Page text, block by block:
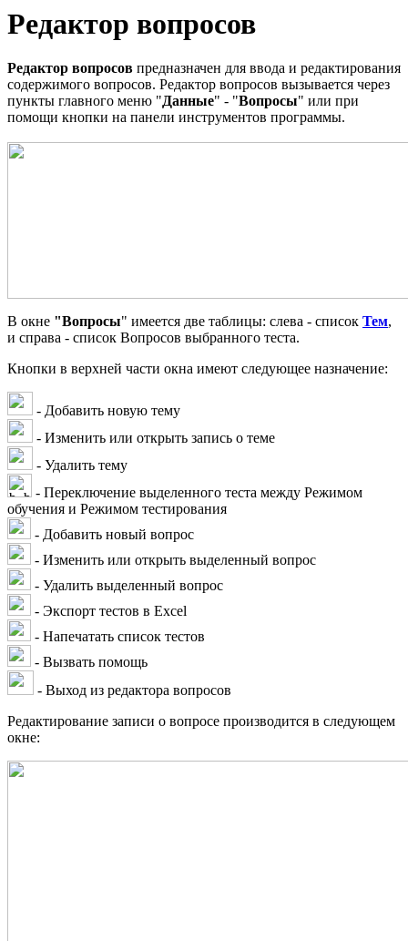
Редактор вопросов
Редактор вопросов предназначен для ввода и редактирования
содержимого вопросов. Редактор вопросов вызывается через
пункты главного меню "Данные" - "Вопросы" или при
помощи кнопки на панели инструментов программы.
В окне "Вопросы" имеется две таблицы: слева - список Тем,
и справа - список Вопросов выбранного теста.
Кнопки в верхней части окна имеют следующее назначение:
- Добавить новую тему
- Изменить или открыть запись о теме
- Удалить тему
- Переключение выделенного теста между Режимом
обучения и Режимом тестирования
- Добавить новый вопрос
- Изменить или открыть выделенный вопрос
- Удалить выделенный вопрос
- Экспорт тестов в Excel
- Напечатать список тестов
- Вызвать помощь
- Выход из редактора вопросов
Редактирование записи о вопросе производится в следующем
окне: